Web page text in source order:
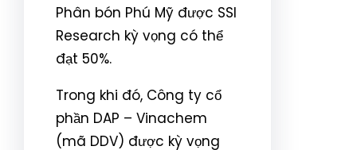
Phân bón Phú Mỹ được SSI
Research kỳ vọng có thể
đạt 50%.
Trong khi đó, Công ty cổ
phần DAP – Vinachem
(mã DDV) được kỳ vọng